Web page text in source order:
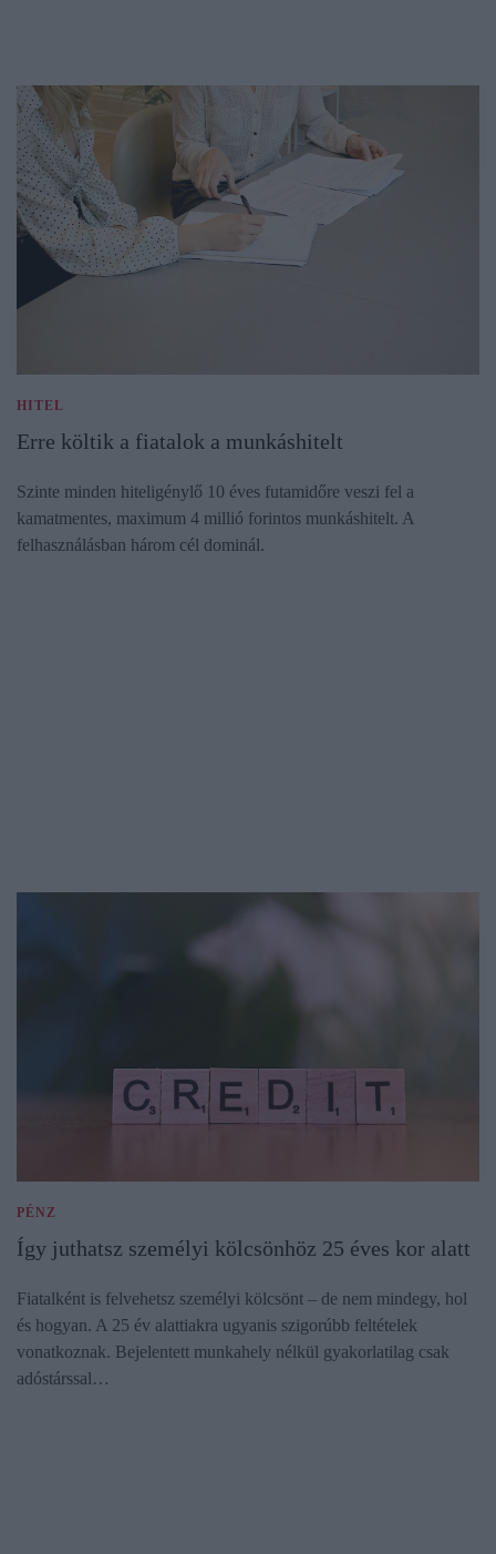
HITEL
Erre költik a fiatalok a munkáshitelt
Szinte minden hiteligénylő 10 éves futamidőre veszi fel a
kamatmentes, maximum 4 millió forintos munkáshitelt. A
felhasználásban három cél dominál.
PÉNZ
Így juthatsz személyi kölcsönhöz 25 éves kor alatt
Fiatalként is felvehetsz személyi kölcsönt – de nem mindegy, hol
és hogyan. A 25 év alattiakra ugyanis szigorúbb feltételek
vonatkoznak. Bejelentett munkahely nélkül gyakorlatilag csak
adóstárssal…